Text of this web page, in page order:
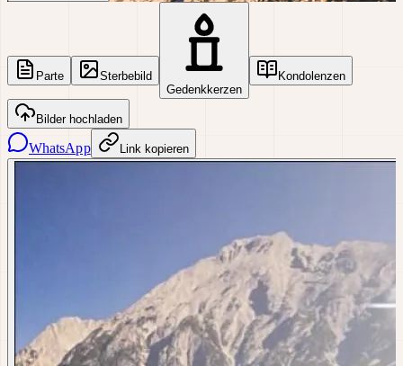
Parte
Sterbebild
Gedenkkerzen
Kondolenzen
Bilder hochladen
WhatsApp Link kopieren